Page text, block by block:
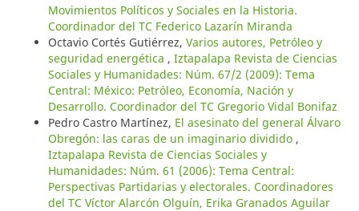
Movimientos Políticos y Sociales en la Historia.
Coordinador del TC Federico Lazarín Miranda
Octavio Cortés Gutiérrez, Varios autores, Petróleo y
seguridad energética , Iztapalapa Revista de Ciencias
Sociales y Humanidades: Núm. 67/2 (2009): Tema
Central: México: Petróleo, Economía, Nación y
Desarrollo. Coordinador del TC Gregorio Vidal Bonifaz
Pedro Castro Martínez, El asesinato del general Álvaro
Obregón: las caras de un imaginario dividido ,
Iztapalapa Revista de Ciencias Sociales y
Humanidades: Núm. 61 (2006): Tema Central:
Perspectivas Partidarias y electorales. Coordinadores
del TC Víctor Alarcón Olguín, Erika Granados Aguilar